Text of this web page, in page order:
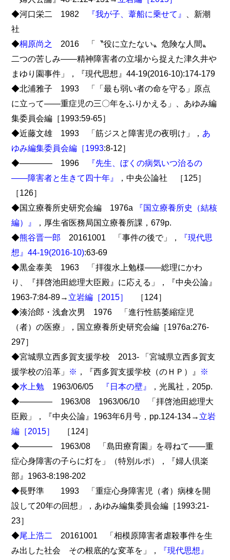
◆河口栄二 1982
『我が子、葦船に乗せて』
、新潮
社
◆桐原尚之
2016 「〝役に立たない〟危険な人間〟
二つの苦しみ――精神障害者の立場から捉えた津久井や
まゆり園事件」，『現代思想』44-19(2016-10):174-179
◆北浦雅子 1993 「「最も弱い者の命を守る」原点
に立って――重症児の三〇年をふりかえる」、あゆみ編
集委員会編［1993:59-65］
◆近藤文雄 1993 「筋ジスと障害児の夜明け」， あ
ゆみ編集委員会編［1993:8-12］
◆―――― 1996
『先生、ぼくの病気いつ治るの
――障害者と生きて四十年』
，中央公論社 ［125］
［126］
◆国立療養所史研究会編 1976a
『国立療養所史（結核
編）』
，厚生省医務局国立療養所課，679p.
◆熊谷晋一郎 20161001 「事件の後で」，
『現代思
想』44-19(2016-10):63-69
◆黒金泰美 1963 「拝復水上勉様――総理にかわ
り、『拝啓池田総理大臣殿』に応える」，『中央公論』
1963-7:84-89→ 立岩編［2015］
［124］
◆湊治郎・浅倉次男 1976 「進行性筋萎縮症児
（者）の医療」，国立療養所史研究会編［1976a:276-
297］
◆宮城県立西多賀支援学校 2013- 「宮城県立西多賀支
援学校の沿革」 ※ ，『西多賀支援学校（のＨＰ）』 ※
◆水上勉 1963/06/05 『日本の壁』
，光風社，205p.
◆―――― 1963/08 1963/06/10 「拝啓池田総理大
臣殿」，『中央公論』1963年6月号，pp.124-134→ 立岩
編［2015］
［124］
◆―――― 1963/08 「島田療育園」を尋ねて――重
症心身障害の子らに灯を」（特別ルポ），『婦人倶楽
部』1963-8:198-202
◆長野準 1993 「重症心身障害児（者）病棟を開
設して20年の回想」，あゆみ編集委員会編［1993:21-
23］
◆尾上浩二
20161001 「相模原障害者虐殺事件を生
み出した社会 その根底的な変革を」，
『現代思想』